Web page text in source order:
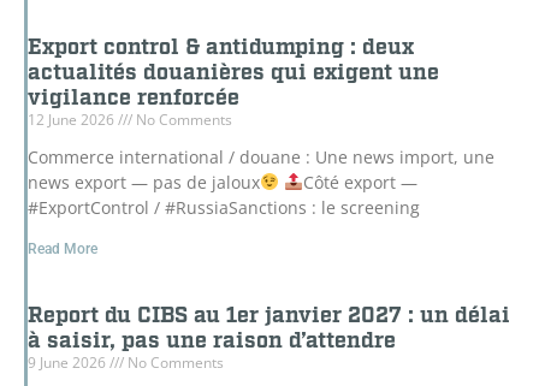
Export control & antidumping : deux
actualités douanières qui exigent une
vigilance renforcée
12 June 2026 No Comments
Commerce international / douane : Une news import, une
news export — pas de jaloux
Côté export —
#ExportControl / #RussiaSanctions : le screening
Read More
Report du CIBS au 1er janvier 2027 : un délai
à saisir, pas une raison d’attendre
9 June 2026 No Comments